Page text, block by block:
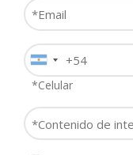
Monitores
Línea Goldway G30E /
Email
*
Teléfono
*
*Celular
Contenido
de